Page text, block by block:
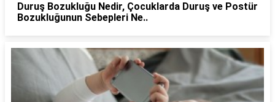
Duruş Bozukluğu Nedir, Çocuklarda Duruş ve Postür
Bozukluğunun Sebepleri Ne..